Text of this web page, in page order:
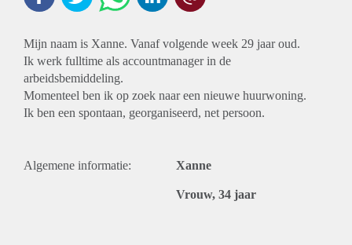
Mijn naam is Xanne. Vanaf volgende week 29 jaar oud.
Ik werk fulltime als accountmanager in de
arbeidsbemiddeling.
Momenteel ben ik op zoek naar een nieuwe huurwoning.
Ik ben een spontaan, georganiseerd, net persoon.
Algemene informatie: Xanne
Vrouw, 34 jaar